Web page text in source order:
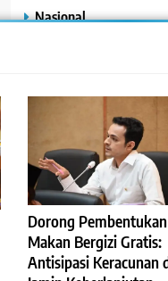
Dorong
Makan Bergizi Gratis:
Antisipasi Keracunan
Nasional
Polhukam
Uncategorized
©2023
Redaksi